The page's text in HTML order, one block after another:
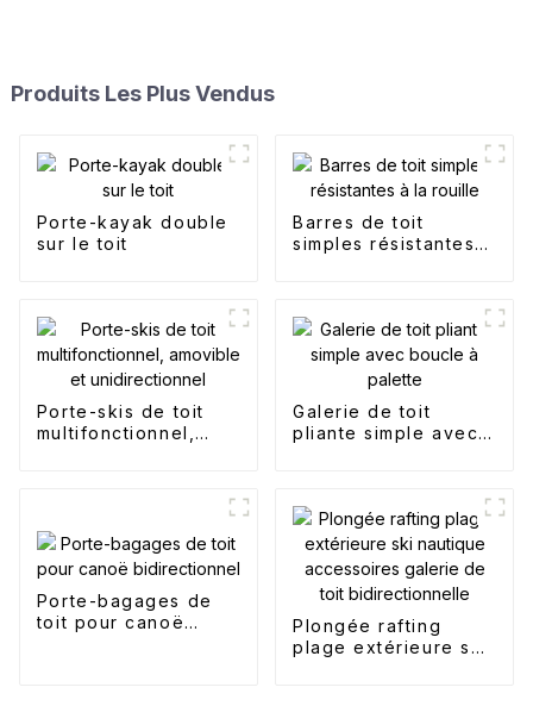
Produits Les Plus Vendus
Porte-kayak double
sur le toit
Barres de toit
simples résistantes à
Porte-skis de toit
multifonctionnel,
Galerie de toit
pliante simple avec
Porte-bagages de
toit pour canoë
Plongée rafting
plage extérieure ski